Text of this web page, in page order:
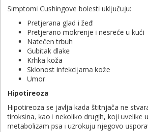
Simptomi Cushingove bolesti uključuju:
Pretjerana glad i žeđ
Pretjerano mokrenje i nesreće u kući
Natečen trbuh
Gubitak dlake
Krhka koža
Sklonost infekcijama kože
Umor
Hipotireoza
Hipotireoza se javlja kada štitnjača ne
tiroksina, kao i nekoliko drugih, koji uvelike
metabolizam psa i uzrokuju njegovo